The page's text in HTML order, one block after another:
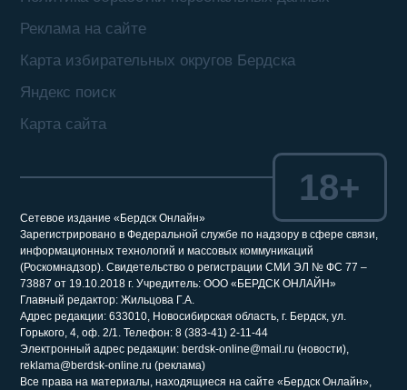
Реклама на сайте
Карта избирательных округов Бердска
Яндекс поиск
Карта сайта
Сетевое издание «Бердск Онлайн»
Зарегистрировано в Федеральной службе по надзору в сфере связи,
информационных технологий и массовых коммуникаций
(Роскомнадзор). Свидетельство о регистрации СМИ ЭЛ № ФС 77 –
73887 от 19.10.2018 г. Учредитель: ООО «БЕРДСК ОНЛАЙН»
Главный редактор: Жильцова Г.А.
Адрес редакции: 633010, Новосибирская область, г. Бердск, ул.
Горького, 4, оф. 2/1. Телефон: 8 (383-41) 2-11-44
Электронный адрес редакции: berdsk-online@mail.ru (новости),
reklama@berdsk-online.ru (реклама)
Все права на материалы, находящиеся на сайте «Бердск Онлайн»,
18+